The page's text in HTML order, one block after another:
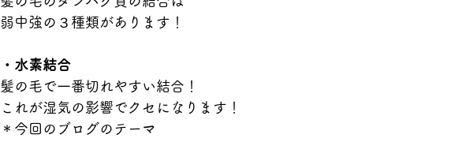
弱中強の３種類があります！
・水素結合
髪の毛で一番切れやすい結合！
これが湿気の影響でクセになります！
＊今回のブログのテーマ